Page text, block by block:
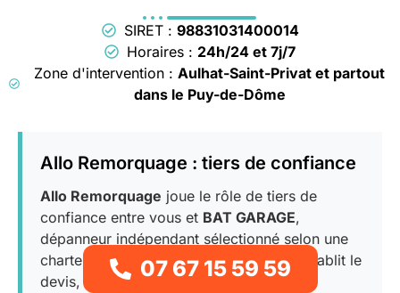
SIRET : 98831031400014
Horaires : 24h/24 et 7j/7
Zone d'intervention : Aulhat-Saint-Privat et partout
dans le Puy-de-Dôme
Allo Remorquage : tiers de confiance
Allo Remorquage joue le rôle de tiers de
confiance entre vous et BAT GARAGE,
dépanneur indépendant sélectionné selon une
charte stricte du réseau.BAT GARAGE
établit le
devis, exécute l’intervention et facture la
07 67 15 59 59